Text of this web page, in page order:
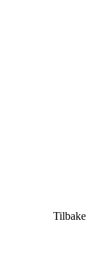
Tilbake